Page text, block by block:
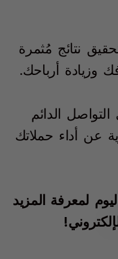
نتائج مُثمرة
وزيادة أرباحك.
الدائم
عن أداء حملاتك
لمعرفة المزيد